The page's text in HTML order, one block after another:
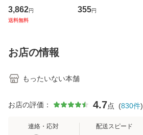
専門職の看護マネ
ジメントスキル 改
恵 藤本幸三 / 南江
堂 [単行
3,862円
送料無料
キューンレコード
[CD]【メール便送
355円
お店の情報
もったいない本舗
お店の評価： 4.7点 (830件)
連絡・応対 配送スピード